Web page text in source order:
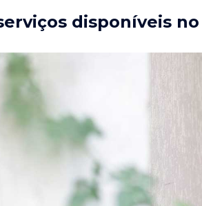
disponíveis